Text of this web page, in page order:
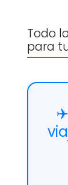
Todo
para